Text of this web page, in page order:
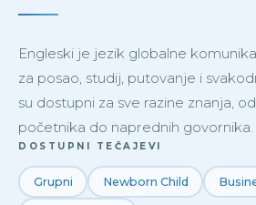
Engleski je jezik globalne
za posao, studij, putovanje i
su dostupni za sve razine znanja,
početnika do naprednih govornika.
DOSTUPNI TEČAJEVI
Grupni Newborn Child